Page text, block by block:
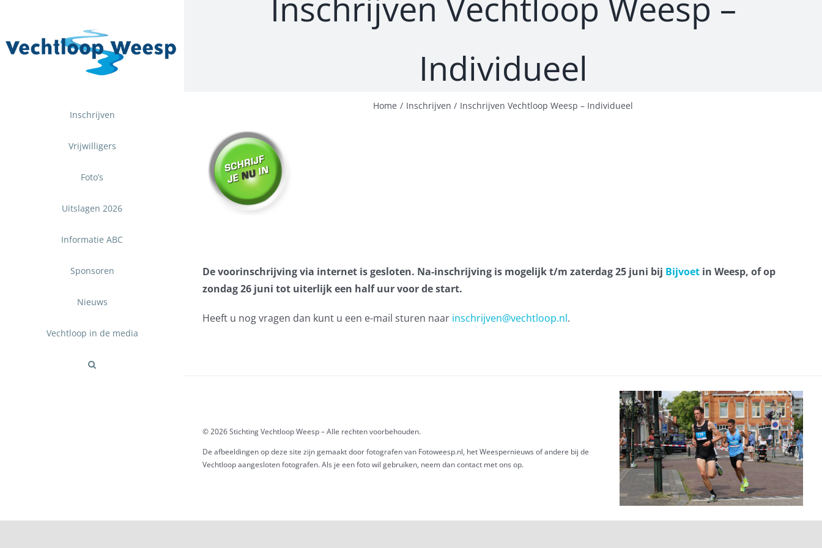
inhoud
Inschrijven
Vrijwilligers
Foto’s
Uitslagen 2026
Informatie ABC
Sponsoren
Nieuws
Vechtloop in de media
Individueel
Home Inschrijven Inschrijven Vechtloop Weesp – Individueel
De voorinschrijving via internet is gesloten. Na-inschrijving is mogelijk t/m zaterdag 25 juni bij Bijvoet in Weesp, of op
zondag 26 juni tot uiterlijk een half uur voor de start.
Heeft u nog vragen dan kunt u een e-mail sturen naar inschrijven@vechtloop.nl.
© 2026 Stichting Vechtloop Weesp – Alle rechten voorbehouden.
De afbeeldingen op deze site zijn gemaakt door fotografen van Fotoweesp.nl, het Weespernieuws of andere bij de
Vechtloop aangesloten fotografen. Als je een foto wil gebruiken, neem dan contact met ons op.